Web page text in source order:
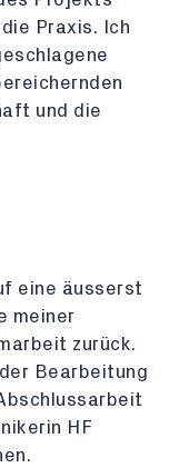
Praxis. Ich
und die
eine äusserst
meiner
zurück.
Bearbeitung
HF